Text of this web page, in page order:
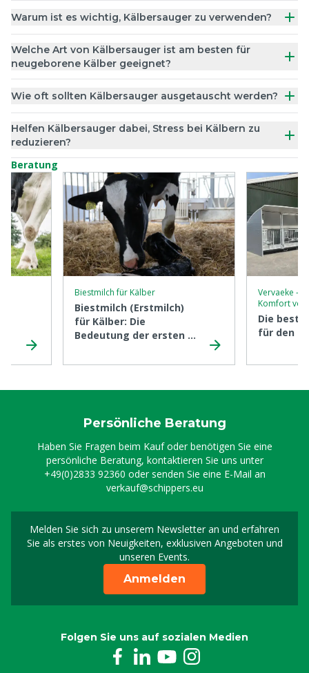
Warum ist es wichtig, Kälbersauger zu verwenden?
Welche Art von Kälbersauger ist am besten für
neugeborene Kälber geeignet?
Wie oft sollten Kälbersauger ausgetauscht werden?
Helfen Kälbersauger dabei, Stress bei Kälbern zu
reduzieren?
Beratung
Biestmilch für Kälber
Biestmilch (Erstmilch)
für Kälber: Die
Bedeutung der ersten 6
Vervaeke -
Komfort
Die
für den
Persönliche Beratung
Haben Sie Fragen beim Kauf oder benötigen Sie eine
persönliche Beratung, kontaktieren Sie uns unter
+49(0)2833 92360 oder senden Sie eine E-Mail an
verkauf@schippers.eu
Melden Sie sich zu unserem Newsletter an und erfahren
Sie als erstes von Neuigkeiten, exklusiven Angeboten und
unseren Events.
Melden Sie sich für
Anmelden
Folgen Sie uns auf sozialen Medien